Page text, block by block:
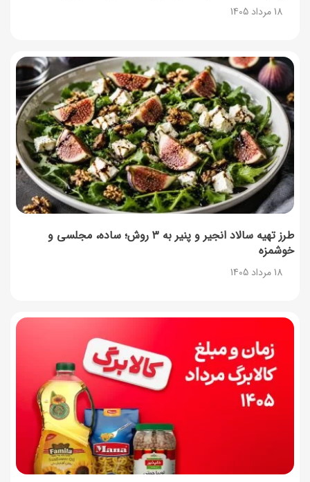
18 مرداد 1405
طرز تهیه سالاد انجیر و پنیر به ۳ روش؛ ساده، مجلسی و
خوشمزه
18 مرداد 1405